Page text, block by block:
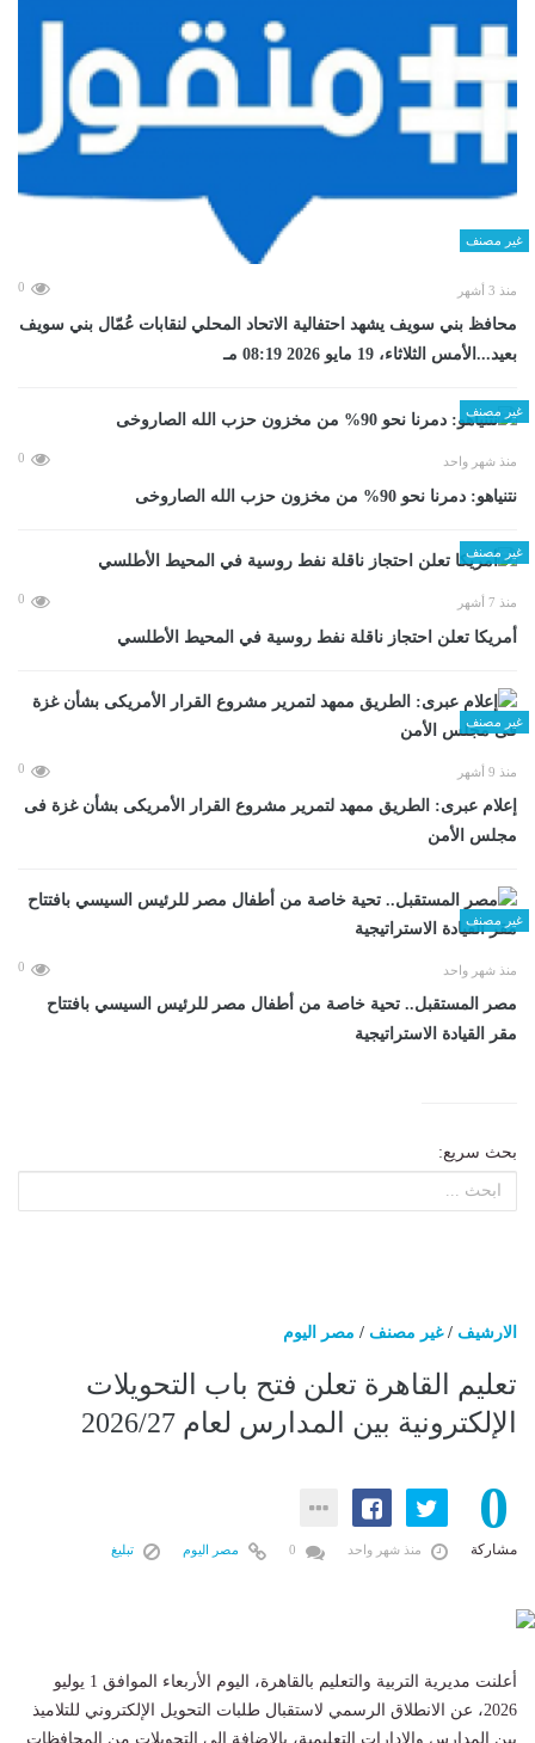
غير مصنف
منذ 3 أشهر 0
محافظ بني سويف يشهد احتفالية الاتحاد المحلي لنقابات عُمّال بني سويف
بعيد...الأمس الثلاثاء، 19 مايو 2026 08:19 مـ
غير مصنف
منذ شهر واحد 0
نتنياهو: دمرنا نحو 90% من مخزون حزب الله الصاروخى
غير مصنف
منذ 7 أشهر 0
أمريكا تعلن احتجاز ناقلة نفط روسية في المحيط الأطلسي
غير مصنف
منذ 9 أشهر 0
إعلام عبرى: الطريق ممهد لتمرير مشروع القرار الأمريكى بشأن غزة فى
مجلس الأمن
غير مصنف
منذ شهر واحد 0
مصر المستقبل.. تحية خاصة من أطفال مصر للرئيس السيسي بافتتاح
مقر القيادة الاستراتيجية
بحث سريع:
الارشيف /غير مصنف / مصر اليوم
تعليم القاهرة تعلن فتح باب التحويلات
الإلكترونية بين المدارس لعام 2026/27
0
مشاركة منذ شهر واحد مصر اليوم تبليغ
​أعلنت مديرية التربية والتعليم بالقاهرة، اليوم الأربعاء الموافق 1 يوليو
2026، عن الانطلاق الرسمي لاستقبال طلبات التحويل الإلكتروني للتلاميذ
بين المدارس والإدارات التعليمية، بالإضافة إلى التحويلات من المحافظات